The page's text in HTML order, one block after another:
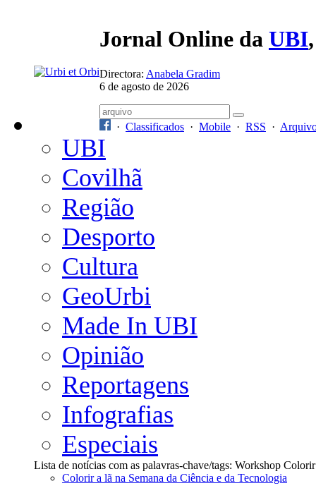
Jornal Online da UBI
Directora: Anabela Gradim
6 de agosto de 2026
· Classificados · Mobile · RSS ·
UBI
Covilhã
Região
Desporto
Cultura
GeoUrbi
Made In UBI
Opinião
Reportagens
Infografias
Especiais
Lista de notícias com as palavras-chave/tags: Workshop
Colorir a lã na Semana da Ciência e da Tecnologia